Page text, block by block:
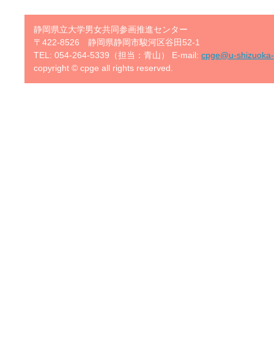
静岡県立大学男女共同参画推進センター
〒422-8526 静岡県静岡市駿河区谷田52-1
TEL: 054-264-5339（担当：青山） E-mail: cpge@u-
copyright © cpge all rights reserved.